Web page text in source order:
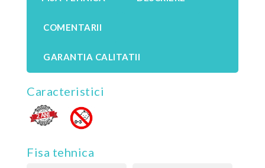
COMENTARII
GARANTIA CALITATII
Caracteristici
Fisa tehnica